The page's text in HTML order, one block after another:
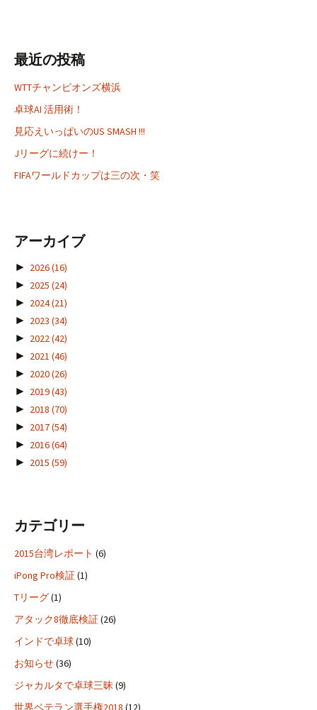
最近の投稿
WTTチャンピオンズ横浜
卓球AI 活用術！
見応えいっぱいのUS SMASH !!!
Jリーグに続けー！
FIFAワールドカップは三の次・笑
アーカイブ
► 2026(16)
► 2025 (24)
► 2024(21)
► 2023 (34)
► 2022(42)
► 2021 (46)
► 2020(26)
► 2019(43)
► 2018 (70)
► 2017(54)
► 2016(64)
► 2015 (59)
カテゴリー
2015台湾レポート (6)
iPong Pro検証(1)
Tリーグ(1)
アタック8徹底検証(26)
インドで卓球(10)
お知らせ(36)
ジャカルタで卓球三昧(9)
世界ベテラン選手権2018 (12)